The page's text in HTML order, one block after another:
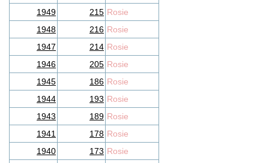
1949
215 Rosie
1948
216 Rosie
1947
214 Rosie
1946
205 Rosie
1945
186 Rosie
1944
193 Rosie
1943
189 Rosie
1941
178 Rosie
1940
173 Rosie